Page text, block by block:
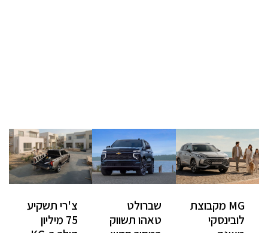
MG מקבוצת
לובינסקי
שברולט
טאהו תשווק
צ'רי תשקיע
75 מיליון